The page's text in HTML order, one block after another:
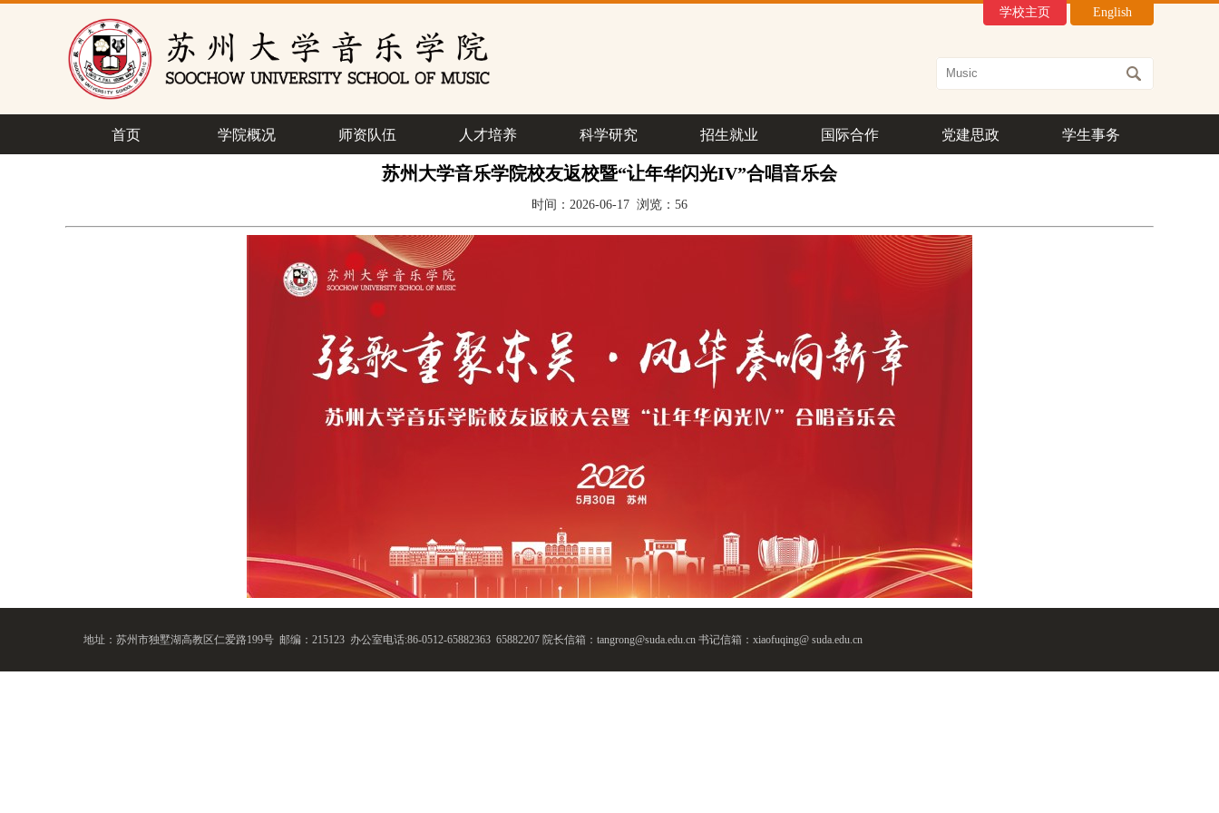
English
学校主页
首页 学院概况 师资队伍 人才培养 科学研究 招生就业 国际合作 党建思政 学生事务
苏州大学音乐学院校友返校暨“让年华闪光IV”合唱音乐会
时间：2026-06-17 浏览： 56
地址：苏州市独墅湖高教区仁爱路199号 邮编：215123 办公室电话:86-0512-65882363 65882207 院长信箱：tangrong@suda.edu.cn 书记信箱：xiaofuqing@ suda.edu.cn